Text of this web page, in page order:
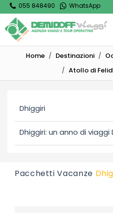
055 848490 WhatsApp
Home Destinazioni
Atollo di
Dhiggiri
Dhiggiri: un anno di
Pacchetti Vacanze